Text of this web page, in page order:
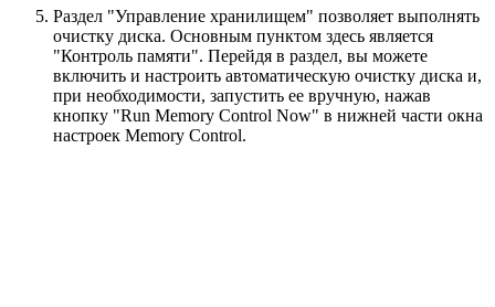
Раздел "Управление хранилищем" позволяет выполнять
очистку диска. Основным пунктом здесь является
"Контроль памяти". Перейдя в раздел, вы можете
включить и настроить автоматическую очистку диска и,
при необходимости, запустить ее вручную, нажав
кнопку "Run Memory Control Now" в нижней части окна
настроек Memory Control.